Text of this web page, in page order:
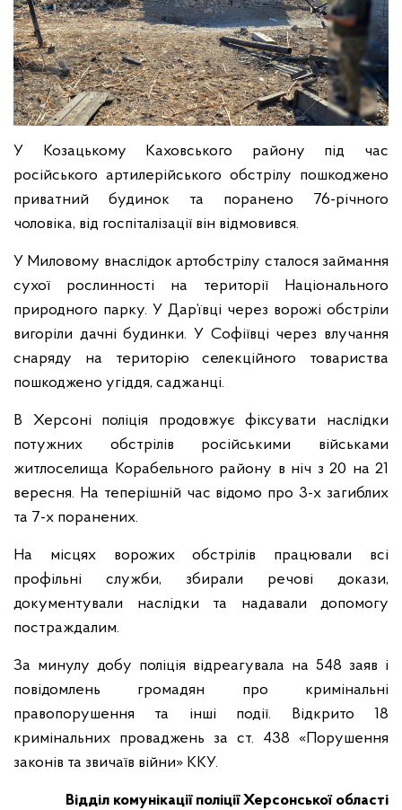
У Козацькому Каховського району під час
російського артилерійського обстрілу пошкоджено
приватний будинок та поранено 76-річного
чоловіка, від госпіталізації він відмовився.
У Миловому внаслідок артобстрілу сталося займання
сухої рослинності на території Національного
природного парку. У Дар’ївці через ворожі обстріли
вигоріли дачні будинки. У Софіївці через влучання
снаряду на територію селекційного товариства
пошкоджено угіддя, саджанці.
В Херсоні поліція продовжує фіксувати наслідки
потужних обстрілів російськими військами
житлоселища Корабельного району в ніч з 20 на 21
вересня. На теперішній час відомо про 3-х загиблих
та 7-х поранених.
На місцях ворожих обстрілів працювали всі
профільні служби, збирали речові докази,
документували наслідки та надавали допомогу
постраждалим.
За минулу добу поліція відреагувала на 548 заяв і
повідомлень громадян про кримінальні
правопорушення та інші події. Відкрито 18
кримінальних проваджень за ст. 438 «Порушення
законів та звичаїв війни» ККУ.
Відділ комунікації поліції Херсонської області